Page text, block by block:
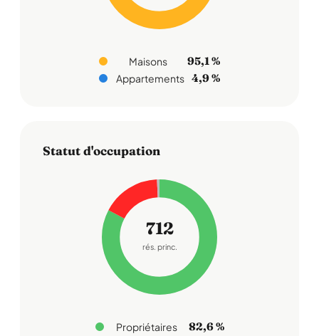
Maisons 95,1 %
Appartements 4,9 %
Statut d'occupation
712
rés. princ.
Propriétaires 82,6 %